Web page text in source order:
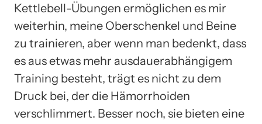
Kettlebell-Übungen ermöglichen es mir
weiterhin, meine Oberschenkel und Beine
zu trainieren, aber wenn man bedenkt, dass
es aus etwas mehr ausdauerabhängigem
Training besteht, trägt es nicht zu dem
Druck bei, der die Hämorrhoiden
verschlimmert. Besser noch, sie bieten eine